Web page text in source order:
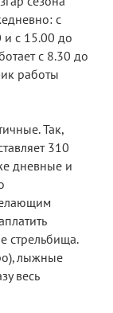
с
и с 15.00 до
с 8.30 до
работы
Так,
310
дневные и
стрельбища.
лыжные
весь